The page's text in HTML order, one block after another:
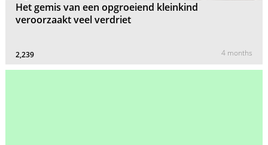
Het gemis van een opgroeiend kleinkind
veroorzaakt veel verdriet
2,239 4 months